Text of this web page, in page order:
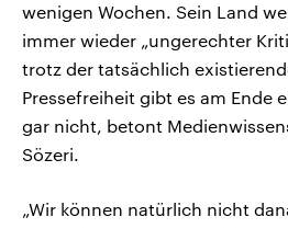
wenigen Wochen. Sein Land
immer wieder „ungerechter
trotz der tatsächlich
Pressefreiheit gibt es am Ende
gar nicht, betont
Sözeri.
„Wir können natürlich nicht